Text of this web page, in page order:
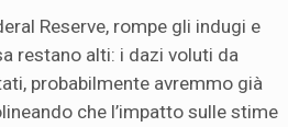
Reserve, rompe gli indugi e
restano alti: i dazi voluti da
probabilmente avremmo già
che l’impatto sulle stime